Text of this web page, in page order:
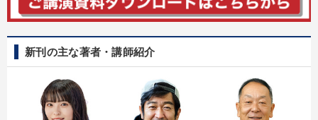
新刊の主な著者・講師紹介